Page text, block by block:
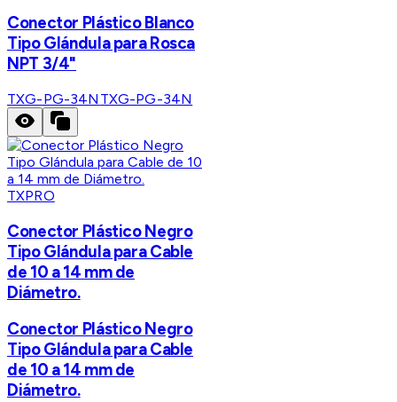
Conector Plástico Blanco
Tipo Glándula para Rosca
NPT 3/4"
TXG-PG-34N TXG-PG-34N
TXPRO
Conector Plástico Negro
Tipo Glándula para Cable
de 10 a 14 mm de
Diámetro.
Conector Plástico Negro
Tipo Glándula para Cable
de 10 a 14 mm de
Diámetro.